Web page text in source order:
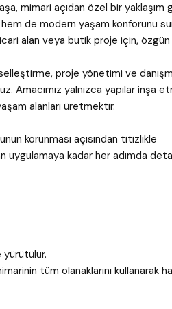
mimari açıdan özel bir yaklaşım
de modern yaşam konforunu
alan veya butik proje için, özgün
proje yönetimi ve
yalnızca yapılar inşa
alanları üretmektir.
korunması açısından titizlikle
uygulamaya kadar her adımda
yürütülür.
tüm olanaklarını kullanarak